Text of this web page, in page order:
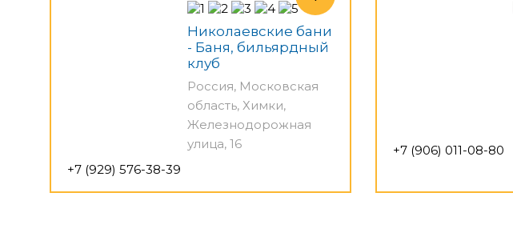
Николаевские бани
- Баня, бильярдный
клуб
Россия, Московская
область, Химки,
Железнодорожная
улица, 16
+7 (929) 576-38-39
+7 (906) 011-08-80